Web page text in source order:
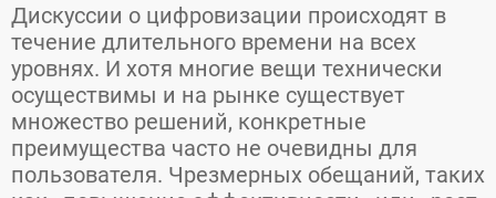
Дискуссии о цифровизации происходят в
течение длительного времени на всех
уровнях. И хотя многие вещи технически
осуществимы и на рынке существует
множество решений, конкретные
преимущества часто не очевидны для
пользователя. Чрезмерных обещаний, таких